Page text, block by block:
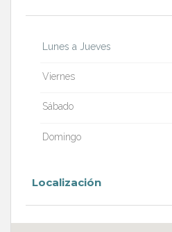
Lunes a Jueves
Viernes
Sábado
Domingo
Localización